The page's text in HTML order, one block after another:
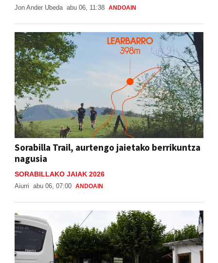
Jon Ander Ubeda abu 06, 11:38 ANDOAIN
Sorabilla Trail, aurtengo jaietako berrikuntza
nagusia
SORABILLAKO JAIAK 2026
Aiurri abu 06, 07:00 ANDOAIN